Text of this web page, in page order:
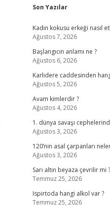
Sidebar
Son Yazılar
Kadın kokusu erkeği nasıl
Ağustos 7, 2026
Başlangıcın anlamı ne ?
Ağustos 6, 2026
Karlıdere caddesinden
Ağustos 5, 2026
Avam kimlerdir ?
Ağustos 4, 2026
1. dünya savaşı
Ağustos 3, 2026
120’nin asal çarpanları
Ağustos 3, 2026
Sarı altın beyaza çevrilir mi ?
Temmuz 25, 2026
Ispirtoda hangi alkol var ?
Temmuz 25, 2026
betexper giriş